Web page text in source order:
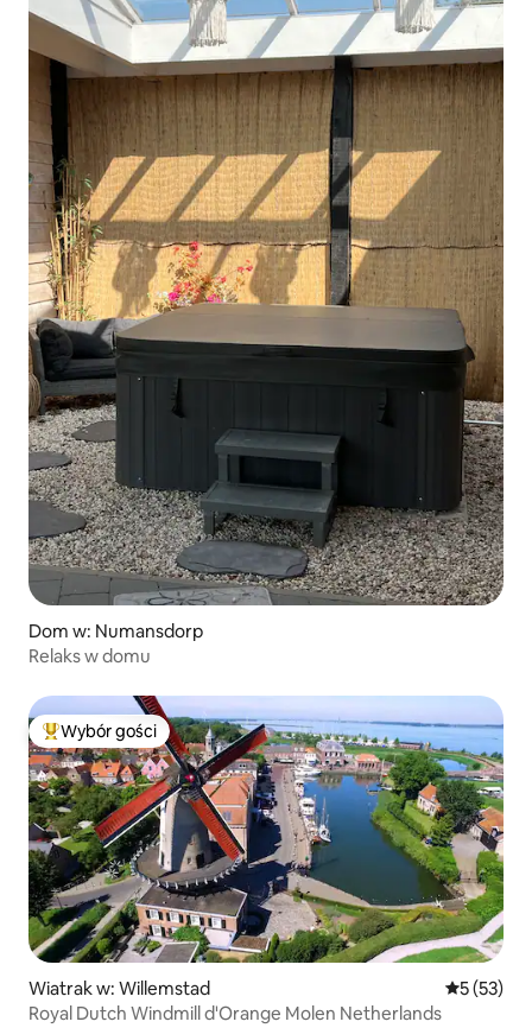
Dom w: Numansdorp
Relaks w domu
Najpopularniejsze z kategorii Wybór gości
Wybór gości
Wiatrak w: Willemstad Średnia
5 (53)
Royal Dutch Windmill d'Orange Molen Netherlands